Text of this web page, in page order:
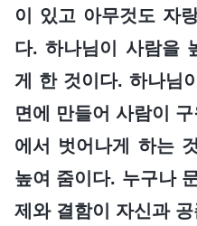
이 있고 아무것도 자
다. 하나님이 사람을
게 한 것이다. 하나님
면에 만들어 사람이
에서 벗어나게 하는
높여 줌이다. 누구나
제와 결함이 자신과